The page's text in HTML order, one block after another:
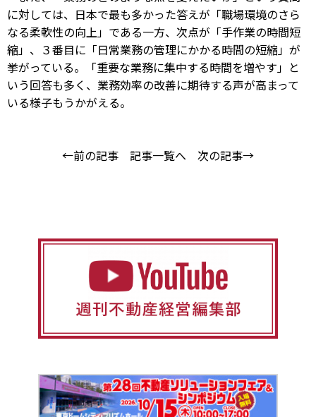
に対しては、日本で最も多かった答えが「職場環境のさら
なる柔軟性の向上」である一方、次点が「手作業の時間短
縮」、３番目に「日常業務の管理にかかる時間の短縮」が
挙がっている。「重要な業務に集中する時間を増やす」と
いう回答も多く、業務効率の改善に期待する声が高まって
いる様子もうかがえる。
←前の記事 記事一覧へ 次の記事→